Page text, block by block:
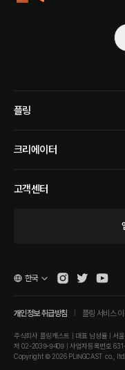
플링
크리에이터
고객센터
개인정보 취급방침 플링 서비스
주식회사 플링캐스트 | 대표 남성률 | 서
처 02-2039-9409 | 사업자등록번호
Copyright © 2026 PLINGCAST co.,
한국